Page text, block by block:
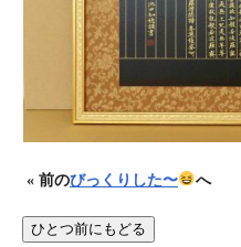
« 前のびっくりした〜 へ